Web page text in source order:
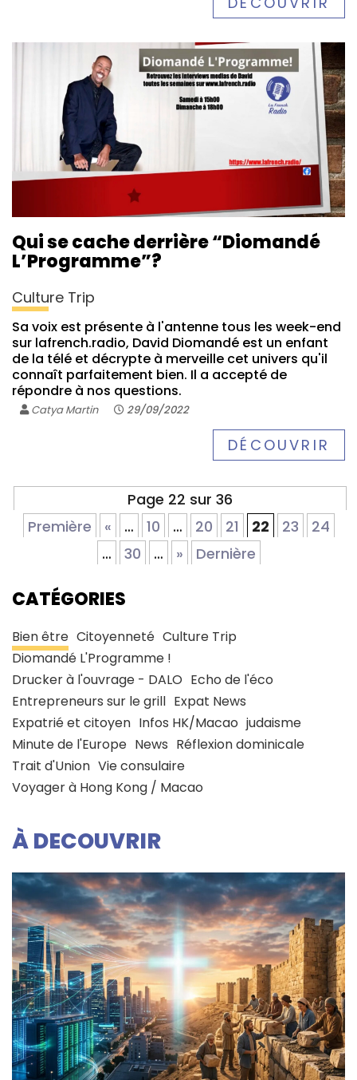
Qui se cache derrière “Diomandé
L’Programme”?
Culture Trip
Sa voix est présente à l'antenne tous les week-end
sur lafrench.radio, David Diomandé est un enfant
de la télé et décrypte à merveille cet univers qu'il
connaît parfaitement bien. Il a accepté de
répondre à nos questions.
Catya Martin 29/09/2022
DÉCOUVRIR
Page 22 sur 36
Première
« … 10 … 20 21 22 23
24
…
30 … » Dernière
CATÉGORIES
Bien être Citoyenneté Culture Trip
Diomandé L'Programme !
Drucker à l'ouvrage - DALO Echo de l'éco
Entrepreneurs sur le grill Expat News
Expatrié et citoyen Infos HK/Macao judaisme
Minute de l'Europe News Réflexion dominicale
Trait d'Union Vie consulaire
Voyager à Hong Kong / Macao
À DECOUVRIR